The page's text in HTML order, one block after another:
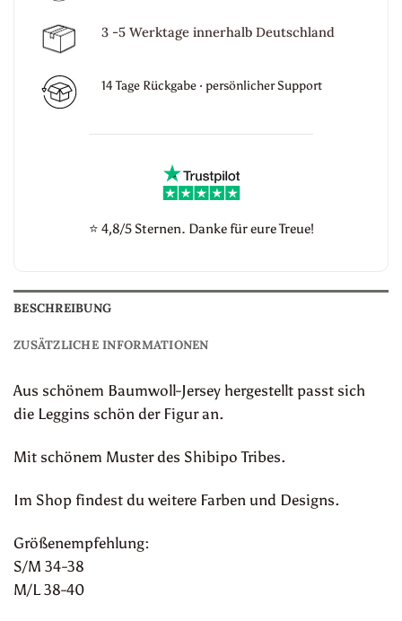
3 -5 Werktage innerhalb Deutschland
14 Tage Rückgabe · persönlicher Support
⭐ 4,8/5 Sternen. Danke für eure Treue!
BESCHREIBUNG
ZUSÄTZLICHE INFORMATIONEN
Aus schönem Baumwoll-Jersey hergestellt passt sich
die Leggins schön der Figur an.
Mit schönem Muster des Shibipo Tribes.
Im Shop findest du weitere Farben und Designs.
Größenempfehlung:
S/M 34-38
M/L 38-40